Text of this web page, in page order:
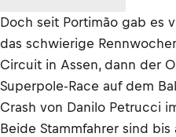
Doch seit Portimão gab es
das schwierige
Circuit in Assen, dann der
Superpole-Race auf dem
Crash von Danilo Petrucci
Beide Stammfahrer sind bis